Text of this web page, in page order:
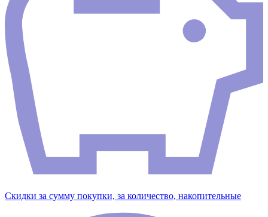
Скидки за сумму покупки, за количество, накопительные